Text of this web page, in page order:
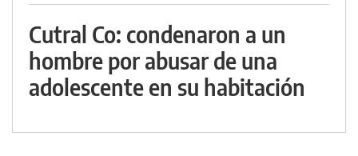
Cutral Co: condenaron a un
hombre por abusar de una
adolescente en su habitación